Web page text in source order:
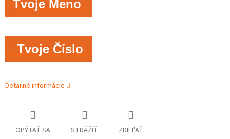
Tvoje Meno
Tvoje Číslo
Detailné informácie
OPÝTAŤ SA STRÁŽIŤ ZDIEĽAŤ